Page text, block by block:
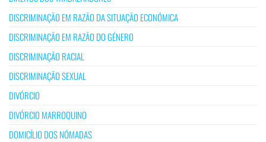
DISCRIMINAÇÃO EM RAZÃO DA SITUAÇÃO ECONÓMICA
DISCRIMINAÇÃO EM RAZÃO DO GÉNERO
DISCRIMINAÇÃO RACIAL
DISCRIMINAÇÃO SEXUAL
DIVÓRCIO
DIVÓRCIO MARROQUINO
DOMICÍLIO DOS NÓMADAS